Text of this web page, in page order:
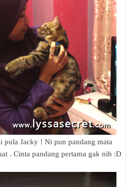
pula Jacky ! Ni pun pandang mata
. Cinta pandang pertama gak nih :D